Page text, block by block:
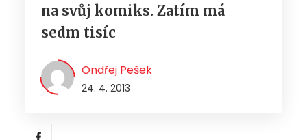
na svůj komiks. Zatím má
sedm tisíc
Ondřej Pešek
24. 4. 2013